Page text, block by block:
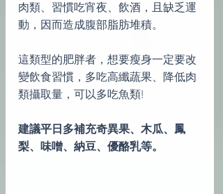
肉類、習慣吃宵夜、飲酒，且缺乏運
動，因而造成腹部脂肪堆積。
這類型的肥胖者，想要瘦身一定要改
變飲食習慣，多吃高纖蔬果、降低肉
類攝取量，可以多吃魚類!
建議平日多補充奇異果、木瓜、鳳
梨、味噌、納豆、優酪乳等。